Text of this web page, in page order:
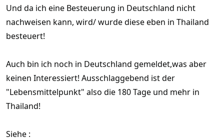
Und da ich eine Besteuerung in Deutschland nicht
nachweisen kann, wird/ wurde diese eben in Thailand
besteuert!
Auch bin ich noch in Deutschland gemeldet,was aber
keinen Interessiert! Ausschlaggebend ist der
"Lebensmittelpunkt" also die 180 Tage und mehr in
Thailand!
Siehe :